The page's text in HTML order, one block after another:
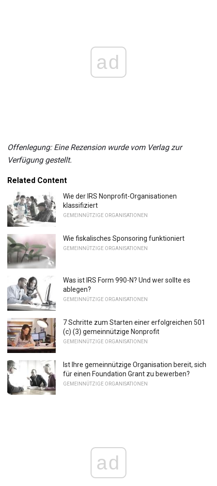
ad
Offenlegung: Eine Rezension wurde vom Verlag zur
Verfügung gestellt.
Related Content
Wie der IRS Nonprofit-Organisationen
klassifiziert
GEMEINNÜTZIGE ORGANISATIONEN
Wie fiskalisches Sponsoring funktioniert
GEMEINNÜTZIGE ORGANISATIONEN
Was ist IRS Form 990-N? Und wer sollte es
ablegen?
GEMEINNÜTZIGE ORGANISATIONEN
7 Schritte zum Starten einer erfolgreichen 501
(c) (3) gemeinnützige Nonprofit
GEMEINNÜTZIGE ORGANISATIONEN
Ist Ihre gemeinnützige Organisation bereit, sich
für einen Foundation Grant zu bewerben?
GEMEINNÜTZIGE ORGANISATIONEN
ad